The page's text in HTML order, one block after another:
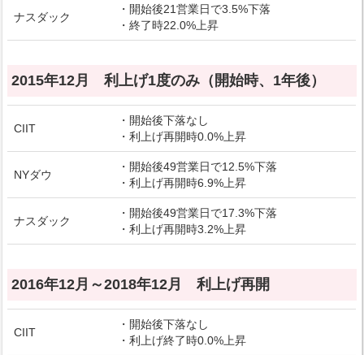
ナスダック
・開始後21営業日で3.5%下落
・終了時22.0%上昇
2015年12月 利上げ1度のみ（開始時、1年後）
CIIT
・開始後下落なし
・利上げ再開時0.0%上昇
NYダウ
・開始後49営業日で12.5%下落
・利上げ再開時6.9%上昇
ナスダック
・開始後49営業日で17.3%下落
・利上げ再開時3.2%上昇
2016年12月～2018年12月 利上げ再開
CIIT
・開始後下落なし
・利上げ終了時0.0%上昇